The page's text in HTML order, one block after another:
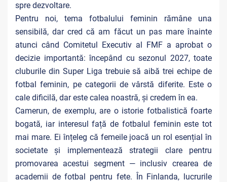
spre dezvoltare.
Pentru noi, tema fotbalului feminin rămâne una
sensibilă, dar cred că am făcut un pas mare înainte
atunci când Comitetul Executiv al FMF a aprobat o
decizie importantă: începând cu sezonul 2027, toate
cluburile din Super Liga trebuie să aibă trei echipe de
fotbal feminin, pe categorii de vârstă diferite. Este o
cale dificilă, dar este calea noastră, și credem în ea.
Camerun, de exemplu, are o istorie fotbalistică foarte
bogată, iar interesul față de fotbalul feminin este tot
mai mare. Ei înțeleg că femeile joacă un rol esențial în
societate și implementează strategii clare pentru
promovarea acestui segment — inclusiv crearea de
academii de fotbal pentru fete. În Finlanda, lucrurile